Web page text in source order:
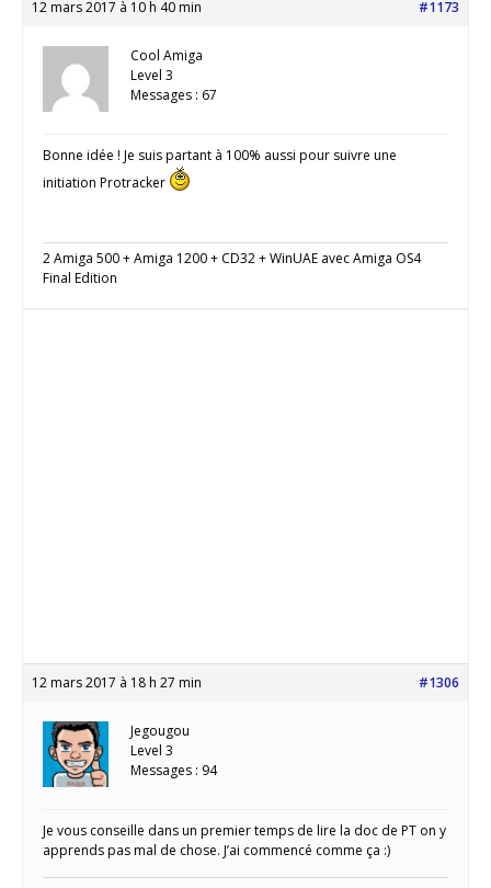
12 mars 2017 à 10 h 40 min #1173
Cool Amiga
Level 3
Messages : 67
Bonne idée ! Je suis partant à 100% aussi pour suivre une
initiation Protracker
2 Amiga 500 + Amiga 1200 + CD32 + WinUAE avec Amiga OS4
Final Edition
12 mars 2017 à 18 h 27 min #1306
Jegougou
Level 3
Messages : 94
Je vous conseille dans un premier temps de lire la doc de PT on y
apprends pas mal de chose. J’ai commencé comme ça :)